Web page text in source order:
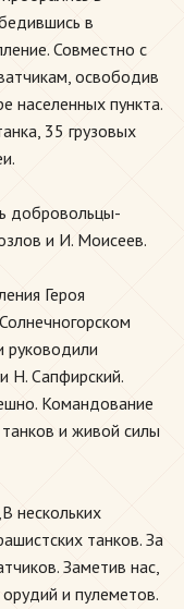
в
Совместно с
освободив
населенных пункта.
35 грузовых
добровольцы-
и И. Моисеев.
Героя
руководили
Н. Сапфирский.
Командование
и живой силы
нескольких
танков. За
Заметив нас,
и пулеметов.